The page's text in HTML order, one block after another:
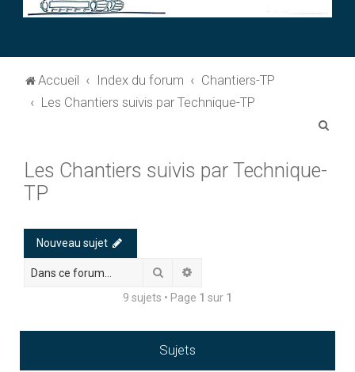
Accueil Index du forum
Chantiers-TP
Les Chantiers suivis par Technique-TP
Les Chantiers suivis par Technique-
TP
Nouveau sujet
Rechercher
9 sujets • Page 1 sur 1
Sujets